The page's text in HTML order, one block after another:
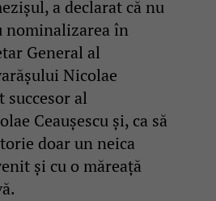
a declarat că nu
nominalizarea în
General al
Nicolae
succesor al
Ceaușescu și, ca să
doar un neica
și cu o măreață